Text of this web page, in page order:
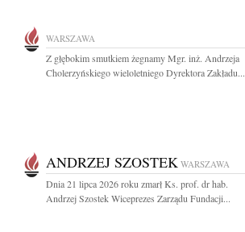
WARSZAWA
Z głębokim smutkiem żegnamy Mgr. inż. Andrzeja
Cholerzyńskiego wieloletniego Dyrektora Zakładu...
ANDRZEJ SZOSTEK WARSZAWA
Dnia 21 lipca 2026 roku zmarł Ks. prof. dr hab.
Andrzej Szostek Wiceprezes Zarządu Fundacji...